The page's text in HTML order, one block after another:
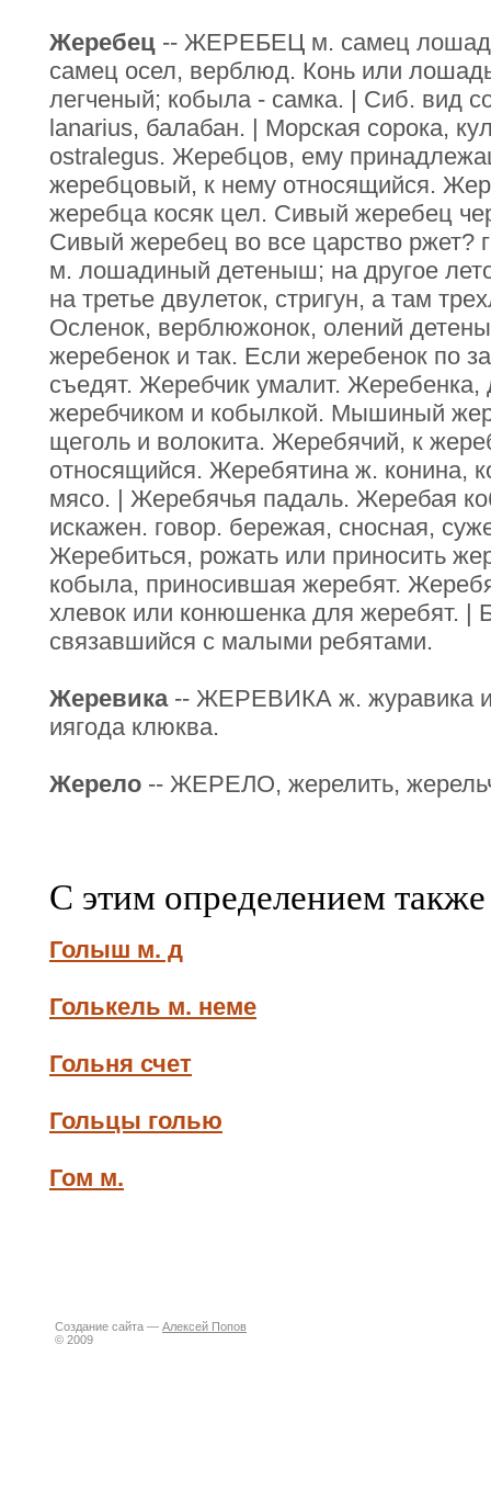
Жеребец -- ЖЕРЕБЕЦ м. самец
самец осел, верблюд. Конь или
легченый; кобыла - самка. | Сиб. вид
lanarius, балабан. | Морская сорока,
ostralegus. Жеребцов, ему
жеребцовый, к нему относящийся.
жеребца косяк цел. Сивый жеребец
Сивый жеребец во все царство ржет?
м. лошадиный детеныш; на другое
на третье двулеток, стригун, а там
Осленок, верблюжонок, олений
жеребенок и так. Если жеребенок по
съедят. Жеребчик умалит. Жеребенка,
жеребчиком и кобылкой. Мышиный
щеголь и волокита. Жеребячий, к
относящийся. Жеребятина ж. конина,
мясо. | Жеребячья падаль. Жеребая
искажен. говор. бережая, сносная,
Жеребиться, рожать или приносить
кобыла, приносившая жеребят.
хлевок или конюшенка для жеребят. |
связавшийся с малыми ребятами.
Жеревика-- ЖЕРЕВИКА ж. журавика
иягода клюква.
Жерело -- ЖЕРЕЛО, жерелить,
С этим определением
Голыш м. д
Голькель м. неме
Гольня счет
Гольцы голью
Гом м.
Создание сайта — Алексей Попов
© 2009